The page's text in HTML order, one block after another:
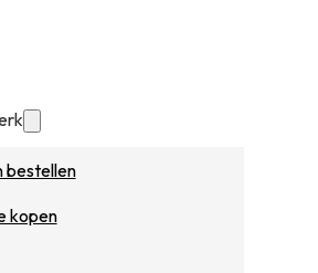
bestellen
kopen